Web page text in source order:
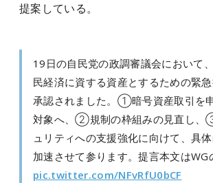
提案している。
19日の自民党の政調審議会において
民経済に資する資産とするための緊
承認されました。①暗号資産取引を
対象へ、②規制の枠組みの見直し、
ュリティへの支援強化に向けて、具
加速させて参ります。提言本文は
pic.twitter.com/NFvRfU0bCF